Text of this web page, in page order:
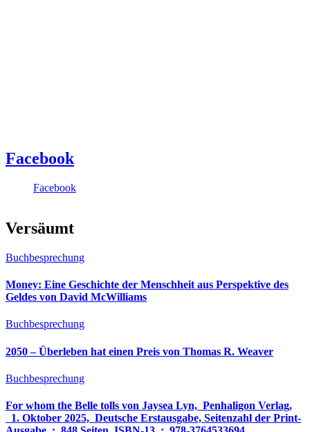
Facebook
Facebook
Versäumt
Buchbesprechung
Money: Eine Geschichte der Menschheit aus Perspektive des
Geldes von David McWilliams
Buchbesprechung
2050 – Überleben hat einen Preis von Thomas R. Weaver
Buchbesprechung
For whom the Belle tolls von Jaysea Lyn, ‎ Penhaligon Verlag,
‎ 1. Oktober 2025, ‎ Deutsche Erstausgabe, Seitenzahl der Print-